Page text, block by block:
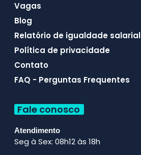
Vagas
Blog
Relatório de igualdade salarial
Política de privacidade
Contato
FAQ - Perguntas Frequentes
Fale conosco
Atendimento
Seg à Sex: 08h12 às 18h